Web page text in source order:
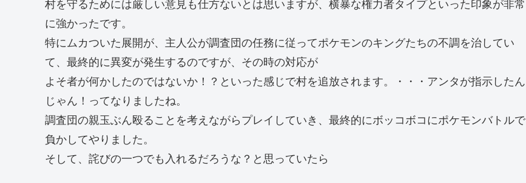
に強かったです。
特にムカついた展開が、主人公が調査団の任務に従ってポケモンのキングたちの不調を治してい
て、最終的に異変が発生するのですが、その時の対応が
よそ者が何かしたのではないか！？といった感じで村を追放されます。・・・アンタが指示したん
じゃん！ってなりましたね。
調査団の親玉ぶん殴ることを考えながらプレイしていき、最終的にボッコボコにポケモンバトルで
負かしてやりました。
そして、詫びの一つでも入れるだろうな？と思っていたら